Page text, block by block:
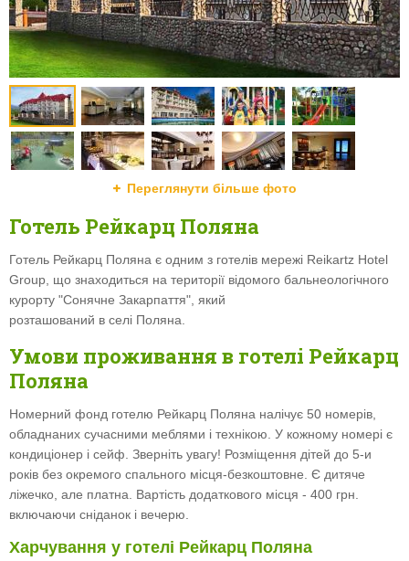
Переглянути більше фото
Готель Рейкарц Поляна
Готель Рейкарц Поляна є одним з готелів мережі Reikartz Hotel
Group, що знаходиться на території відомого бальнеологічного
курорту "Сонячне Закарпаття", який
розташований в селі Поляна.
Умови проживання в готелі Рейкарц
Поляна
Номерний фонд готелю Рейкарц Поляна налічує 50 номерів,
обладнаних сучасними меблями і технікою. У кожному номері є
кондиціонер і сейф. Зверніть увагу! Розміщення дітей до 5-и
років без окремого спального місця-безкоштовне. Є дитяче
ліжечко, але платна. Вартість додаткового місця - 400 грн.
включаючи сніданок і вечерю.
Харчування у готелі Рейкарц Поляна